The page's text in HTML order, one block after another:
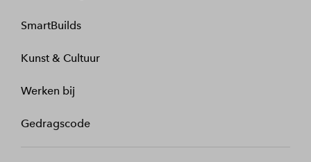
SmartBuilds
Kunst & Cultuur
Werken bij
Gedragscode